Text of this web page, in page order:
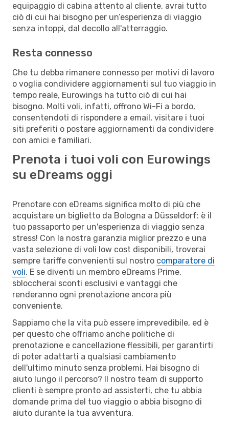
equipaggio di cabina attento al cliente, avrai tutto
ciò di cui hai bisogno per un’esperienza di viaggio
senza intoppi, dal decollo all'atterraggio.
Resta connesso
Che tu debba rimanere connesso per motivi di lavoro
o voglia condividere aggiornamenti sul tuo viaggio in
tempo reale, Eurowings ha tutto ciò di cui hai
bisogno. Molti voli, infatti, offrono Wi-Fi a bordo,
consentendoti di rispondere a email, visitare i tuoi
siti preferiti o postare aggiornamenti da condividere
con amici e familiari.
Prenota i tuoi voli con Eurowings
su eDreams oggi
Prenotare con eDreams significa molto di più che
acquistare un biglietto da Bologna a Düsseldorf: è il
tuo passaporto per un'esperienza di viaggio senza
stress! Con la nostra garanzia miglior prezzo e una
vasta selezione di voli low cost disponibili, troverai
sempre tariffe convenienti sul nostro comparatore di
voli. E se diventi un membro eDreams Prime,
sbloccherai sconti esclusivi e vantaggi che
renderanno ogni prenotazione ancora più
conveniente.
Sappiamo che la vita può essere imprevedibile, ed è
per questo che offriamo anche politiche di
prenotazione e cancellazione flessibili, per garantirti
di poter adattarti a qualsiasi cambiamento
dell'ultimo minuto senza problemi. Hai bisogno di
aiuto lungo il percorso? Il nostro team di supporto
clienti è sempre pronto ad assisterti, che tu abbia
domande prima del tuo viaggio o abbia bisogno di
aiuto durante la tua avventura.